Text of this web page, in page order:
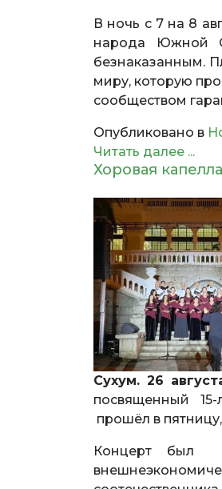
В ночь с 7 на 8
народа Южной
безнаказанным.
миру, которую
сообществом
Опубликовано в
Читать далее ...
Хоровая
Сухум. 26
посвященный
прошёл в
Концерт был